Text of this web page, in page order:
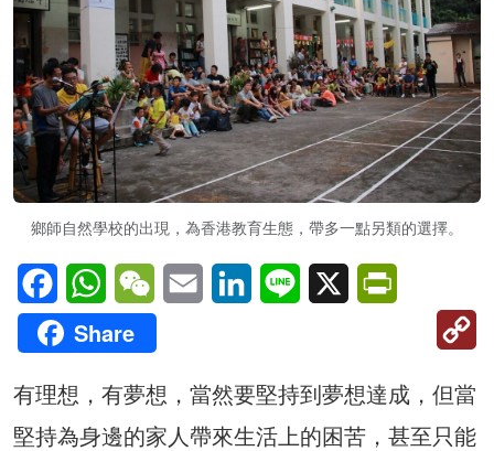
鄉師自然學校的出現，為香港教育生態，帶多一點另類的選擇。
FacebookWhatsAppWeChatEmail LinkedInLine X
Share
有理想，有夢想，當然要堅持到夢想達成，但當
堅持為身邊的家人帶來生活上的困苦，甚至只能